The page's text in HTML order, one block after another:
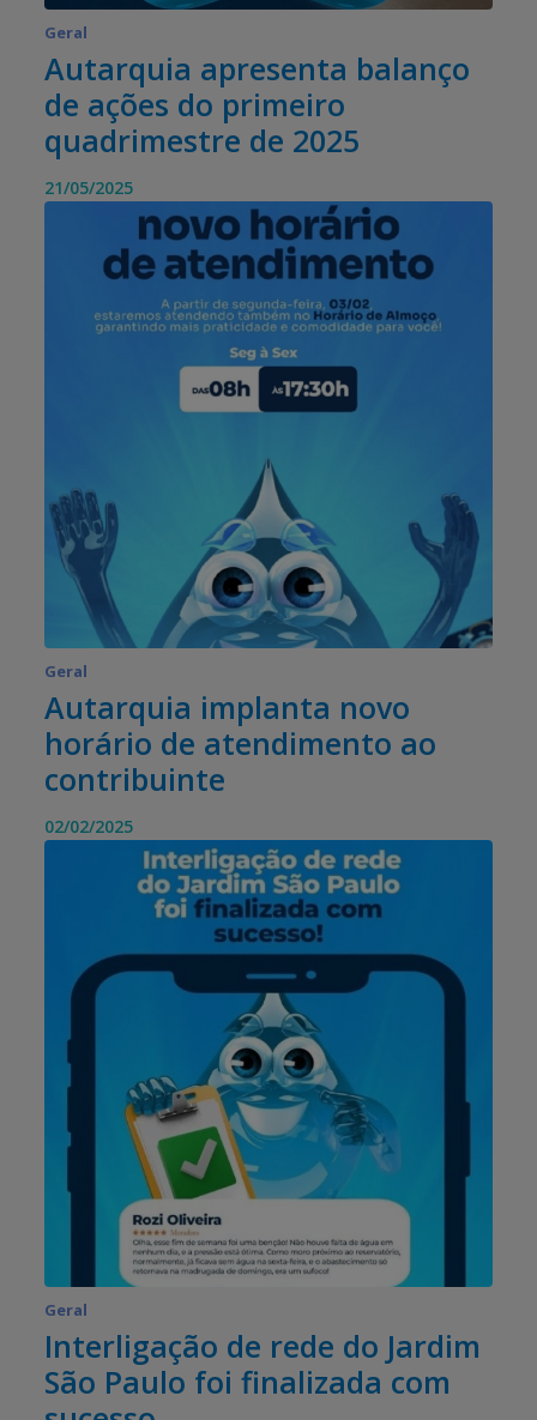
Geral
Autarquia apresenta balanço
de ações do primeiro
quadrimestre de 2025
21/05/2025
Geral
Autarquia implanta novo
horário de atendimento ao
contribuinte
02/02/2025
Geral
Interligação de rede do Jardim
São Paulo foi finalizada com